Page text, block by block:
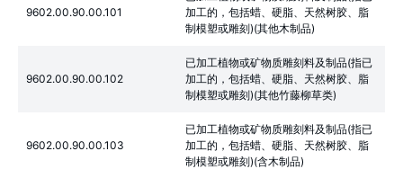
9602.00.90.00.101
加工的，包括蜡、硬脂、天然树胶、脂
制模塑或雕刻)(其他木制品)
9602.00.90.00.102
已加工植物或矿物质雕刻料及制品(指已
加工的，包括蜡、硬脂、天然树胶、脂
制模塑或雕刻)(其他竹藤柳草类)
9602.00.90.00.103
已加工植物或矿物质雕刻料及制品(指已
加工的，包括蜡、硬脂、天然树胶、脂
制模塑或雕刻)(含木制品)